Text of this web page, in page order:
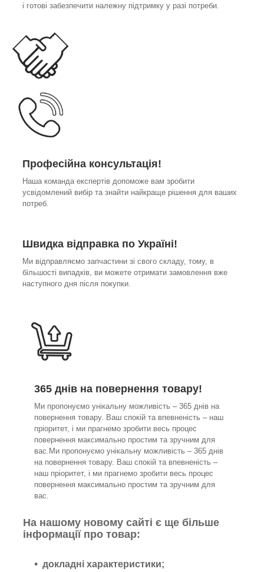
і готові забезпечити належну підтримку у разі потреби.
Професійна консультація!
Наша команда експертів допоможе вам зробити
усвідомлений вибір та знайти найкраще рішення для ваших
потреб.
Швидка відправка по Україні!
Ми відправляємо запчастини зі свого складу, тому, в
більшості випадків, ви можете отримати замовлення вже
наступного дня після покупки.
365 днів на повернення товару!
Ми пропонуємо унікальну можливість – 365 днів на
повернення товару. Ваш спокій та впевненість – наш
пріоритет, і ми прагнемо зробити весь процес
повернення максимально простим та зручним для
вас.Ми пропонуємо унікальну можливість – 365 днів
на повернення товару. Ваш спокій та впевненість –
наш пріоритет, і ми прагнемо зробити весь процес
повернення максимально простим та зручним для
вас.
На нашому новому сайті є ще більше
інформації про товар:
докладні характеристики;